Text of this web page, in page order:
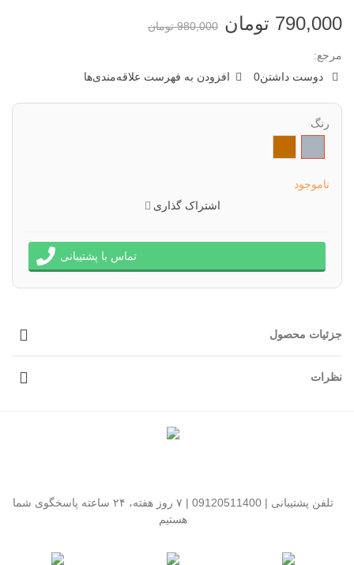
790,000 تومان 980,000 تومان
مرجع:
دوست داشتن0 افزودن به فهرست علاقه‌مندی‌ها
رنگ
ای
ناموجود
اشتراک گذاری
تماس با پشتیبانی
جزئیات محصول
نظرات
تلفن پشتیبانی | 09120511400 | ۷ روز هفته، ۲۴ ساعته پاسخگوی شما
هستیم